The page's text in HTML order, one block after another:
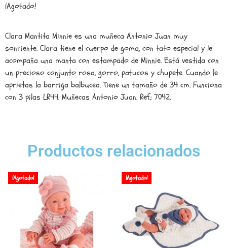
¡Agotado!
Clara Mantita Minnie es una muñeca Antonio Juan muy
sonriente. Clara tiene el cuerpo de goma, con tato especial y le
acompaña una manta con estampado de Minnie. Está vestida con
un precioso conjunto rosa, gorro, patucos y chupete. Cuando le
aprietas la barriga balbucea. Tiene un tamaño de 34 cm. Funciona
con 3 pilas LR44. Muñecas Antonio Juan. Ref.: 7042.
Productos relacionados
¡Agotado! ¡Agotado!